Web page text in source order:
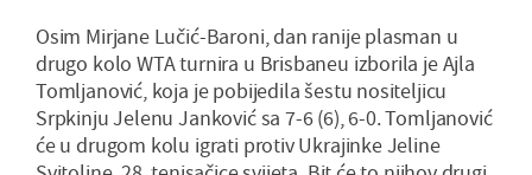
Osim Mirjane Lučić-Baroni, dan ranije plasman u
drugo kolo WTA turnira u Brisbaneu izborila je Ajla
Tomljanović, koja je pobijedila šestu nositeljicu
Srpkinju Jelenu Janković sa 7-6 (6), 6-0. Tomljanović
će u drugom kolu igrati protiv Ukrajinke Jeline